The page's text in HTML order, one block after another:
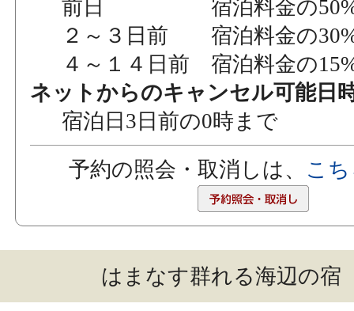
前日 宿泊料金の
２～３日前 宿泊料金の
４～１４日前 宿泊料金の
ネットからのキャンセル可能日
宿泊日3日前の0時まで
予約の照会・取消しは、 こ
はまなす群れる海辺の